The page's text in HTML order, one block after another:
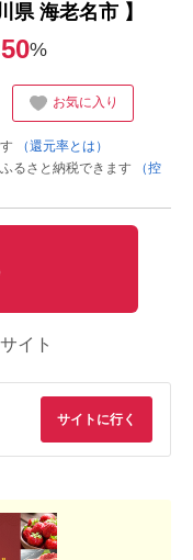
県 海老名市 】
50%
お気に入り
（還元率とは）
るさと納税できます
（控
イト
サイトに行く